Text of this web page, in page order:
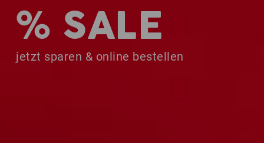
% SALE
jetzt sparen & online bestellen